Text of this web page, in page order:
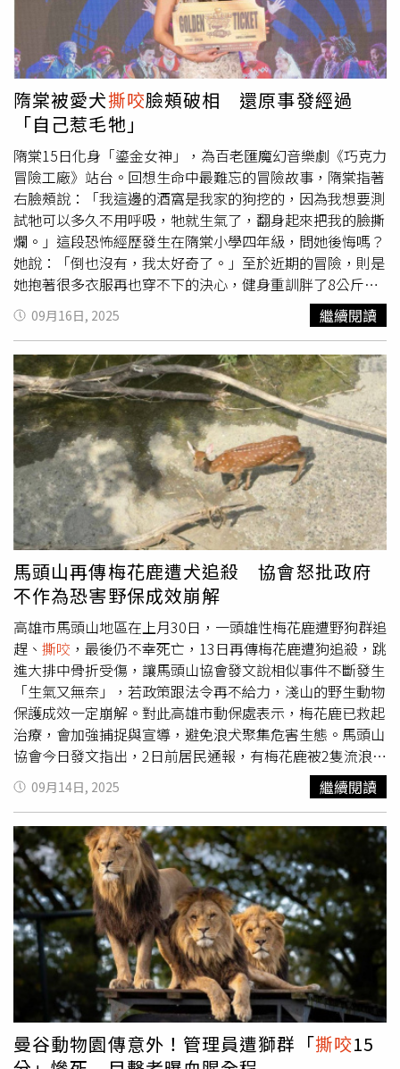
但斷指功能是否受到影響，仍待進一步觀察。事後，警方通
報動物保護防疫所至現場處置，後續將受理許男所提過失傷
害告訴，並通知飼主到案說明，不過飼主至今始終未現身。
目前傷人的米克斯混種犬被基隆動保所收容，經調查發現該
條家犬並未植入晶片，飼主明顯疏於管理，已違反《動物保
護法》，最高可處1萬5000元罰鍰，而該條家犬也被登錄為
「攻擊性犬隻」，未來若要外出，必須由成年人陪同，繫上
最長1.5公尺的牽繩並強制配戴嘴套，否則飼主恐再面臨最
高15萬元的重罰。中華郵政公司表示，將會提供受傷的許姓
郵務士法律及醫療協助，並指派主管前往慰問。郵政公司也
已將野狗經常出沒點通報地方動保處，同時提醒投遞同仁經
過時提高警覺。
隋棠被愛犬撕咬臉頰破相 還原事發經過
「自己惹毛牠」
隋棠15日化身「鎏金女神」，為百老匯魔幻音樂劇《巧克力
冒險工廠》站台。回想生命中最難忘的冒險故事，隋棠指著
右臉頰說：「我這邊的酒窩是我家的狗挖的，因為我想要測
試牠可以多久不用呼吸，牠就生氣了，翻身起來把我的臉撕
爛。」這段恐怖經歷發生在隋棠小學四年級，問她後悔嗎？
她說：「倒也沒有，我太好奇了。」至於近期的冒險，則是
她抱著很多衣服再也穿不下的決心，健身重訓胖了8公斤，
隋棠說：「完全是冒身材的險，大家都知道我是凱渥出來
的，公司裡的model一個比一個瘦，那時候標榜要能夠穿下
最小號的衣服，才有資格走上台。」後來她成功轉型演員，
卻在事業如日中天時出嫁，今年剛好是結婚十週年、生了3
胎，問她當年的決定是否很冒險？隋棠說：「不算，因為這
是我人生一定要完成的清單，我從小就喜歡小孩，所以我知
道我長大一定要當媽媽，然後一定要生很多小孩，夢想是4
個，但太晚開始了。」隋棠看了電影《巧克力冒險工廠》入
坑，接著去找書來看，如今音樂劇要到台灣，讓她格外興
奮：「因為國際巡演是升級版，我很想知道3D視覺特效、
魔術幻象、場景變幻會怎麼樣呈現。我比孩子們還興奮，等
不及要帶著他們一起走進劇場。」近來忙著排練瓊瑤舞台
劇，隋棠笑說：「幸好我演的是舞台劇，不是音樂劇，因為
找我唱歌，就真的是冒險了！完全是我不拿手的一件事，所
以我很崇拜音樂劇的演員，又會唱歌、跳舞和演戲，太厲害
了！所以大家一定要來看《巧克力冒險工廠》。」《巧克力
冒險工廠》音樂劇由原版導演、東尼獎得主傑克·奧布里恩
（Jack O'Brien）攜手巡演導演麥特·倫茲（Matt Lenz）
共同領軍，打造為亞洲觀眾量身打造的全新升級製作。結合
3D視覺特效、魔術幻象、沉浸式設計，12月17日至28日將
在台北流行音樂中心呈現夢幻奇觀；明年1月2日至1月4日
移師高雄衛武營國家藝術文化中心歌劇院，門票自9月17日
（三）中午12時全面啟售。
09月16日, 2025 繼續閱讀
馬頭山再傳梅花鹿遭犬追殺 協會怒批政府
不作為恐害野保成效崩解
高雄市馬頭山地區在上月30日，一頭雄性梅花鹿遭野狗群追
趕、 撕咬 ，最後仍不幸死亡，13日再傳梅花鹿遭狗追殺，跳
進大排中骨折受傷，讓馬頭山協會發文說相似事件不斷發生
「生氣又無奈」，若政策跟法令再不給力，淺山的野生動物
保護成效一定崩解。對此高雄市動保處表示，梅花鹿已救起
治療，會加強捕捉與宣導，避免浪犬聚集危害生態。馬頭山
協會今日發文指出，2日前居民通報，有梅花鹿被2隻流浪犬
追趕，梅花鹿情急之下越過台28線，在26.8K處跌落三層樓
高的大排，原以為已經脫逃成功，沒想到今日上午看到梅花
鹿還受困大排中，細看才發現其前腿已骨折。高雄市動保處
表示雖已將梅花鹿已救起治療，不過馬頭山協會希望政策跟
法令要跟上，否則淺山的野生動物保護成效一定崩解。（圖
／馬頭山協會提供）協會立即通報動保處救援，不僅擔心該
頭梅花鹿是否還有機會重返山林，更但對於近日梅花鹿遭追
趕事件頻傳感到「生氣又無奈」，除感謝動保處救援外，更
點出主管機關仍無法提出有效措施，不僅動保人力無法負
荷，強調遊蕩犬對野生動物的威脅與殺傷力超乎想像，政策
跟法令再不給力，淺山的野生動物保護成效一定崩解，呼籲
政府應提出遊蕩犬貓有效管理措施與作為，鴕鳥心態和鄉愿
永遠無法解決問題。對此高雄市動保處回應，該頭梅花鹿已
被救起，目前已送動物醫院診療及暫先安置中，會持續針對
09月14日, 2025 繼續閱讀
曼谷動物園傳意外！管理員遭獅群「撕咬15